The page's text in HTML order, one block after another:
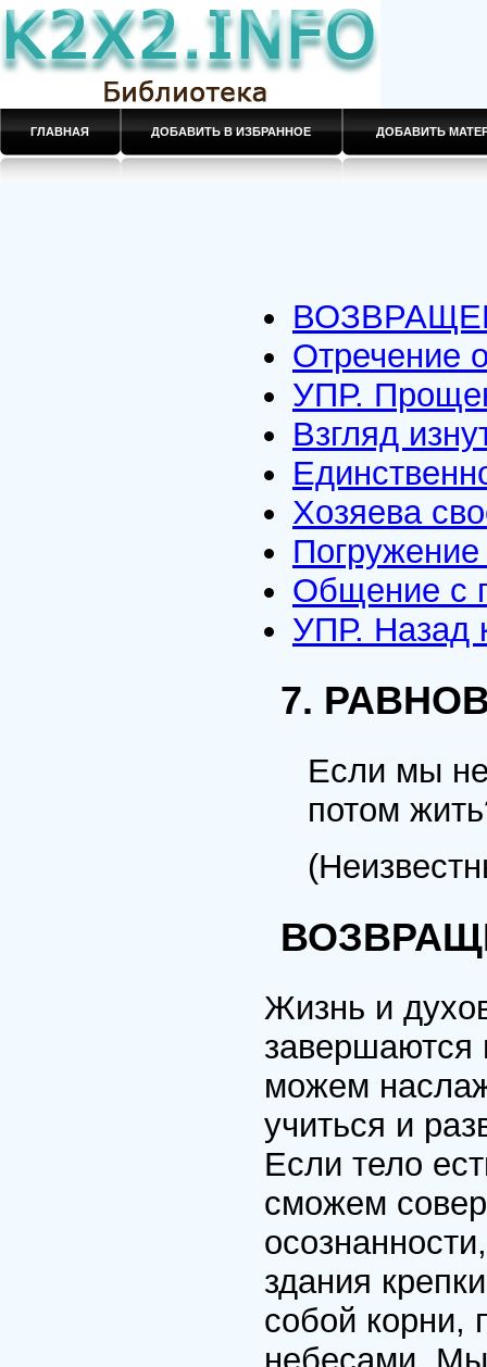
ГЛАВНАЯ ДОБАВИТЬ В ИЗБРАННОЕ ДОБАВИТЬ
Отречение
УПР.
Взгляд
Хозяева
Погружение
Общение с
УПР. Назад
7.
Если мы
потом
Жизнь и
можем
учиться и
Если тело
сможем
здания
собой корни,